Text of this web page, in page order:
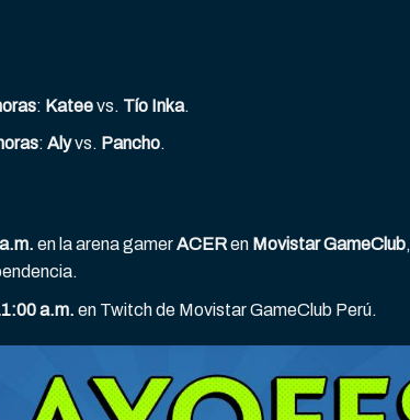
: Kateevs. Tío Inka.
: Alyvs. Pancho.
en la arena gamerACERen Movistar GameClub
a.m. en Twitch de Movistar GameClub Perú.